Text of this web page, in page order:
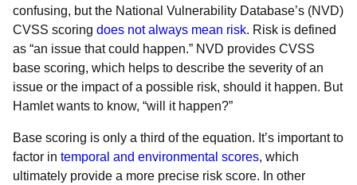
confusing, but the National Vulnerability Database’s (NVD)
CVSS scoring does not always mean risk. Risk is defined
as “an issue that could happen.” NVD provides CVSS
base scoring, which helps to describe the severity of an
issue or the impact of a possible risk, should it happen. But
Hamlet wants to know, “will it happen?”
Base scoring is only a third of the equation. It’s important to
factor in temporal and environmental scores, which
ultimately provide a more precise risk score. In other